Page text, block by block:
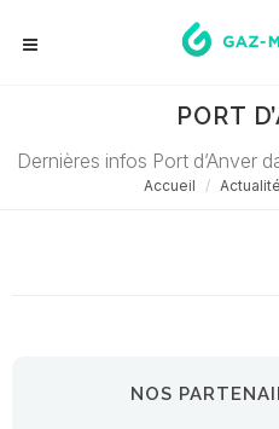
PORT
Dernières infos Port d’Anver
Accueil
NOS